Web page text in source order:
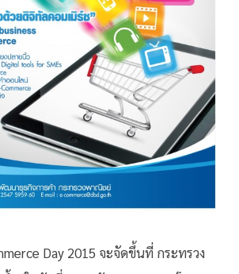
Day 2015 จะจัดขึ้นที่ กระทรวง